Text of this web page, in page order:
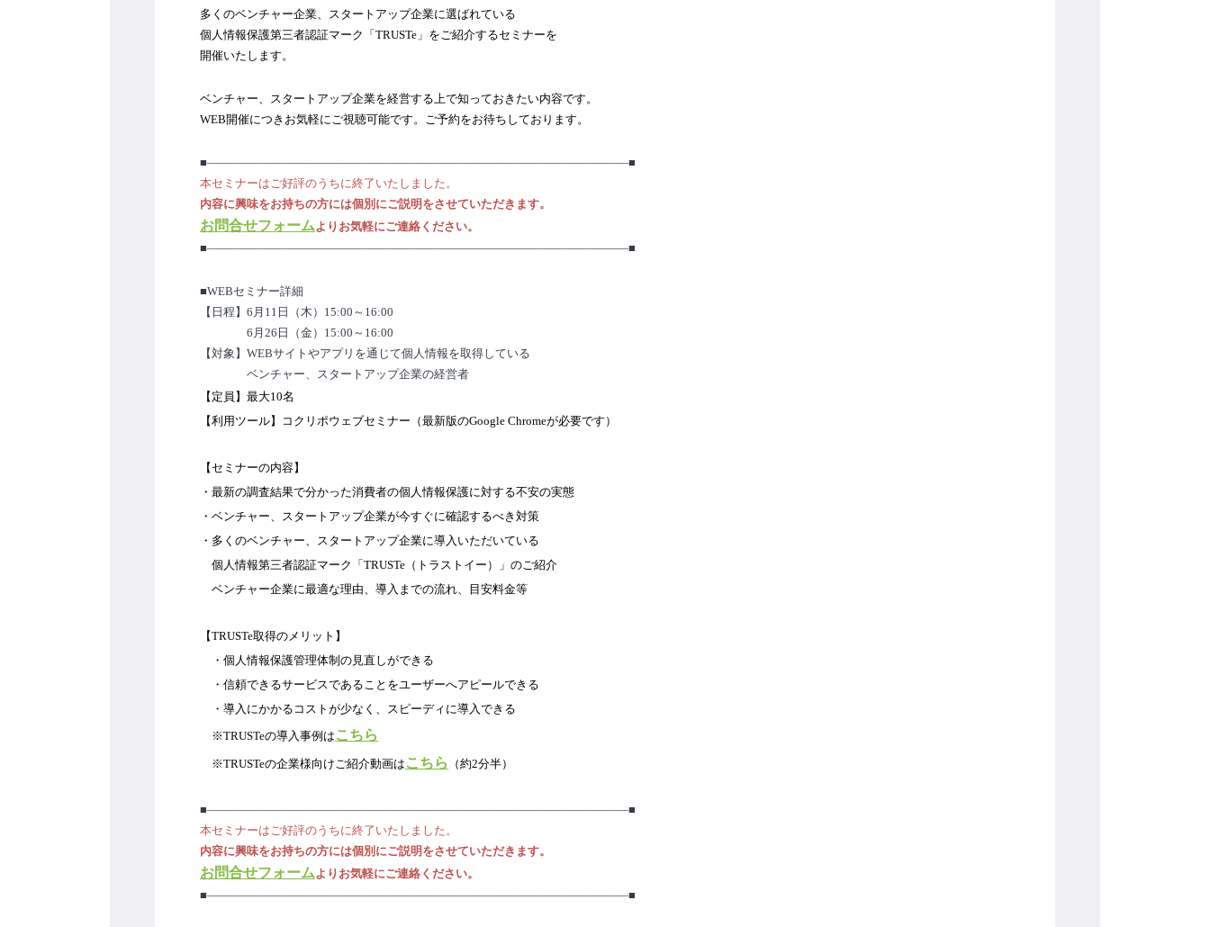
多くのベンチャー企業、スタートアップ企業に選ばれている
個人情報保護第三者認証マーク「TRUSTe」をご紹介するセミナーを
開催いたします。
ベンチャー、スタートアップ企業を経営する上で知っておきたい内容です。
WEB開催につきお気軽にご視聴可能です。ご予約をお待ちしております。
■――――――――――――――――――――――――――――――――――――■
本セミナーはご好評のうちに終了いたしました。
内容に興味をお持ちの方には個別にご説明をさせていただきます。
お問合せフォーム よりお気軽にご連絡ください。
■――――――――――――――――――――――――――――――――――――■
■WEBセミナー詳細
【日程】6月11日（木）15:00～16:00
6月26日（金）15:00～16:00
【対象】WEBサイトやアプリを通じて個人情報を取得している
ベンチャー、スタートアップ企業の経営者
【定員】最大10名
【利用ツール】コクリポウェブセミナー（最新版のGoogle Chromeが必要です）
【セミナーの内容】
・最新の調査結果で分かった消費者の個人情報保護に対する不安の実態
・ベンチャー、スタートアップ企業が今すぐに確認するべき対策
・多くのベンチャー、スタートアップ企業に導入いただいている
個人情報第三者認証マーク「TRUSTe（トラストイー）」のご紹介
ベンチャー企業に最適な理由、導入までの流れ、目安料金等
【TRUSTe取得のメリット】
・個人情報保護管理体制の見直しができる
・信頼できるサービスであることをユーザーへアピールできる
・導入にかかるコストが少なく、スピーディに導入できる
※TRUSTeの導入事例は こちら
※TRUSTeの企業様向けご紹介動画は こちら （約2分半）
■――――――――――――――――――――――――――――――――――――■
本セミナーはご好評のうちに終了いたしました。
内容に興味をお持ちの方には個別にご説明をさせていただきます。
お問合せフォーム よりお気軽にご連絡ください。
■――――――――――――――――――――――――――――――――――――■